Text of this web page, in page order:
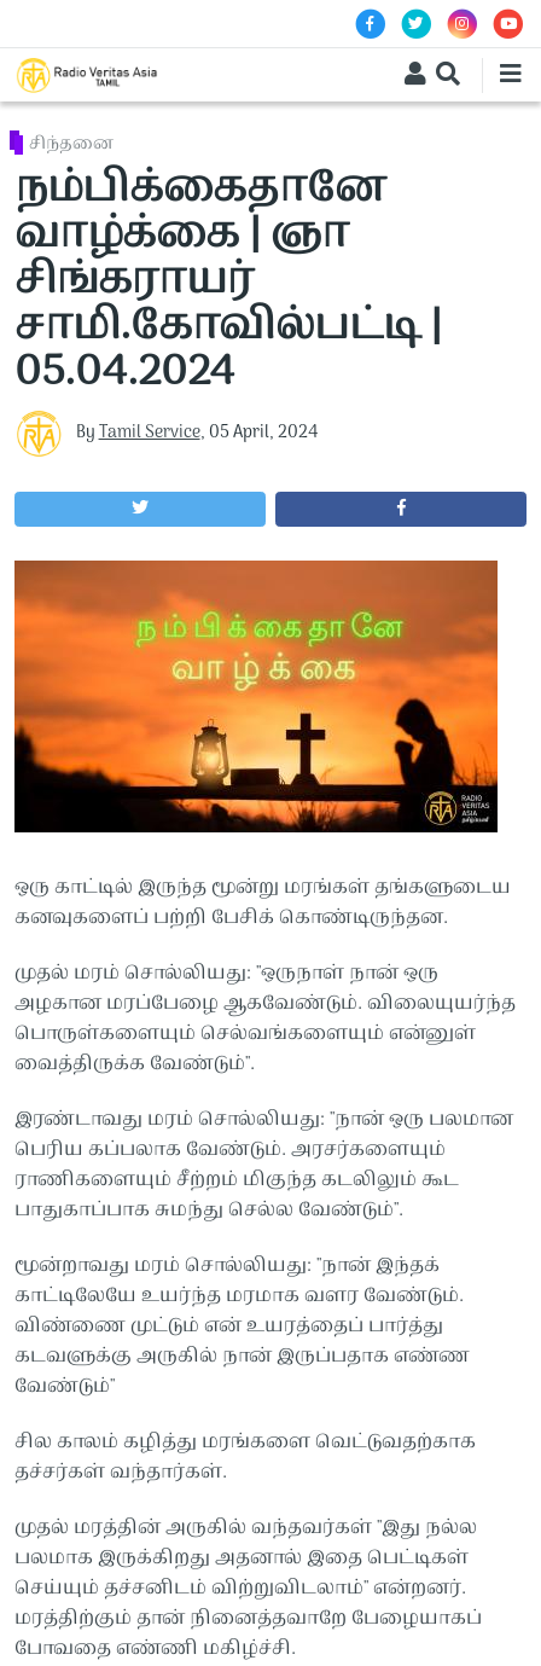
சிந்தனை
நம்பிக்கைதானே
வாழ்க்கை | ஞா
சிங்கராயர்
சாமி.கோவில்பட்டி |
05.04.2024
ByTamil Service, 05 April, 2024
ஒரு காட்டில் இருந்த மூன்று மரங்கள் தங்களுடைய
கனவுகளைப் பற்றி பேசிக் கொண்டிருந்தன.
முதல் மரம் சொல்லியது: "ஒருநாள் நான் ஒரு
அழகான மரப்பேழை ஆகவேண்டும். விலையுயர்ந்த
பொருள்களையும் செல்வங்களையும் என்னுள்
வைத்திருக்க வேண்டும்".
இரண்டாவது மரம் சொல்லியது: "நான் ஒரு பலமான
பெரிய கப்பலாக வேண்டும். அரசர்களையும்
ராணிகளையும் சீற்றம் மிகுந்த கடலிலும் கூட
பாதுகாப்பாக சுமந்து செல்ல வேண்டும்".
மூன்றாவது மரம் சொல்லியது: "நான் இந்தக்
காட்டிலேயே உயர்ந்த மரமாக வளர வேண்டும்.
விண்ணை முட்டும் என் உயரத்தைப் பார்த்து
கடவளுக்கு அருகில் நான் இருப்பதாக எண்ண
வேண்டும்"
சில காலம் கழித்து மரங்களை வெட்டுவதற்காக
தச்சர்கள் வந்தார்கள்.
முதல் மரத்தின் அருகில் வந்தவர்கள் "இது நல்ல
பலமாக இருக்கிறது அதனால் இதை பெட்டிகள்
செய்யும் தச்சனிடம் விற்றுவிடலாம்" என்றனர்.
மரத்திற்கும் தான் நினைத்தவாறே பேழையாகப்
போவதை எண்ணி மகிழ்ச்சி.